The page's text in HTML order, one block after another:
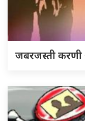
जबरजस्ती करणी